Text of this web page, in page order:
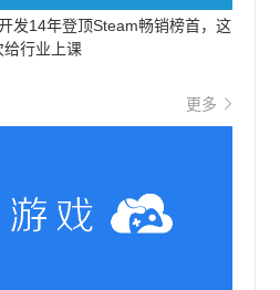
发14年登顶Steam畅销榜首，这
给行业上课
更多